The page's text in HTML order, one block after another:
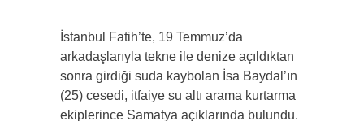
İstanbul Fatih’te, 19 Temmuz’da
arkadaşlarıyla tekne ile denize açıldıktan
sonra girdiği suda kaybolan İsa Baydal’ın
(25) cesedi, itfaiye su altı arama kurtarma
ekiplerince Samatya açıklarında bulundu.